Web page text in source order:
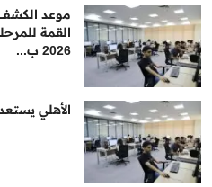
موعد
القمة
2026 ب...
الأهلي